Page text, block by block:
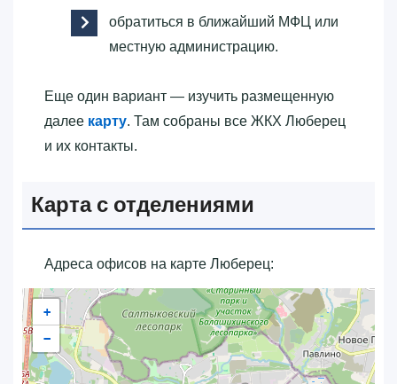
обратиться в ближайший МФЦ или
местную администрацию.
Еще один вариант — изучить размещенную
далее карту. Там собраны все ЖКХ Люберец
и их контакты.
Карта с отделениями
Адреса офисов на карте Люберец:
+
−